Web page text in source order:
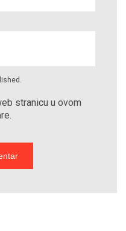
stranicu u ovom